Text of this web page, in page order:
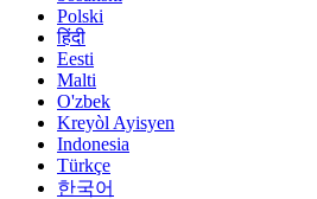
Polski
हिंदी
Eesti
Malti
O'zbek
Kreyòl Ayisyen
Indonesia
Türkçe
한국어